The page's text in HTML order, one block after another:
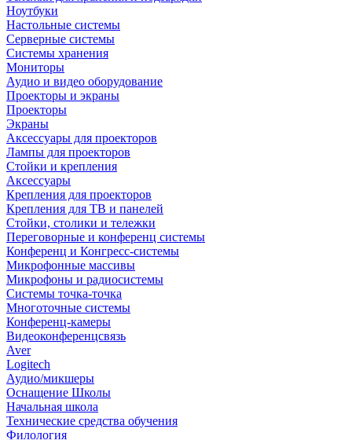
Ноутбуки
Настольные системы
Серверные системы
Системы хранения
Мониторы
Аудио и видео оборудование
Проекторы и экраны
Проекторы
Экраны
Аксессуары для проекторов
Лампы для проекторов
Стойки и крепления
Аксессуары
Крепления для проекторов
Крепления для ТВ и панелей
Стойки, столики и тележки
Переговорные и конференц системы
Конференц и Конгресс-системы
Микрофонные массивы
Микрофоны и радиосистемы
Системы точка-точка
Многоточные системы
Конференц-камеры
Видеоконференцсвязь
Aver
Logitech
Аудио/микшеры
Оснащение Школы
Начальная школа
Технические средства обучения
Филология